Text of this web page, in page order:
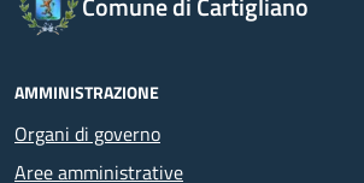
AMMINISTRAZIONE
Organi di governo
Aree amministrative